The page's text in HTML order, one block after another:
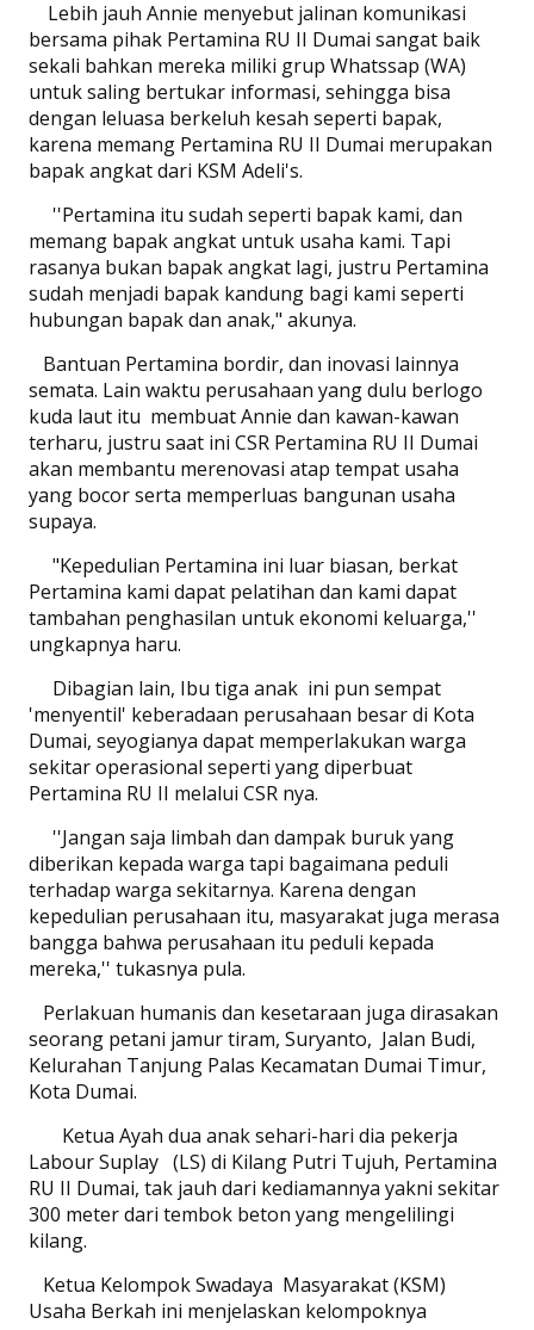
Lebih jauh Annie menyebut jalinan komunikasi
bersama pihak Pertamina RU II Dumai sangat baik
sekali bahkan mereka miliki grup Whatssap (WA)
untuk saling bertukar informasi, sehingga bisa
dengan leluasa berkeluh kesah seperti bapak,
karena memang Pertamina RU II Dumai merupakan
bapak angkat dari KSM Adeli's.
''Pertamina itu sudah seperti bapak kami, dan
memang bapak angkat untuk usaha kami. Tapi
rasanya bukan bapak angkat lagi, justru Pertamina
sudah menjadi bapak kandung bagi kami seperti
hubungan bapak dan anak," akunya.
Bantuan Pertamina bordir, dan inovasi lainnya
semata. Lain waktu perusahaan yang dulu berlogo
kuda laut itu membuat Annie dan kawan-kawan
terharu, justru saat ini CSR Pertamina RU II Dumai
akan membantu merenovasi atap tempat usaha
yang bocor serta memperluas bangunan usaha
supaya.
"Kepedulian Pertamina ini luar biasan, berkat
Pertamina kami dapat pelatihan dan kami dapat
tambahan penghasilan untuk ekonomi keluarga,''
ungkapnya haru.
Dibagian lain, Ibu tiga anak ini pun sempat
'menyentil' keberadaan perusahaan besar di Kota
Dumai, seyogianya dapat memperlakukan warga
sekitar operasional seperti yang diperbuat
Pertamina RU II melalui CSR nya.
''Jangan saja limbah dan dampak buruk yang
diberikan kepada warga tapi bagaimana peduli
terhadap warga sekitarnya. Karena dengan
kepedulian perusahaan itu, masyarakat juga merasa
bangga bahwa perusahaan itu peduli kepada
mereka,'' tukasnya pula.
Perlakuan humanis dan kesetaraan juga dirasakan
seorang petani jamur tiram, Suryanto, Jalan Budi,
Kelurahan Tanjung Palas Kecamatan Dumai Timur,
Kota Dumai.
Ketua Ayah dua anak sehari-hari dia pekerja
Labour Suplay (LS) di Kilang Putri Tujuh, Pertamina
RU II Dumai, tak jauh dari kediamannya yakni sekitar
300 meter dari tembok beton yang mengelilingi
kilang.
Ketua Kelompok Swadaya Masyarakat (KSM)
Usaha Berkah ini menjelaskan kelompoknya